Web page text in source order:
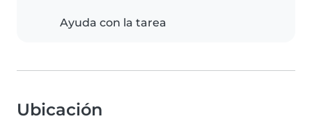
Ayuda con la tarea
Ubicación